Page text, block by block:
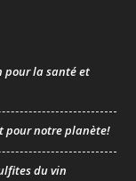
pour la santé et
pour notre planète!
du vin